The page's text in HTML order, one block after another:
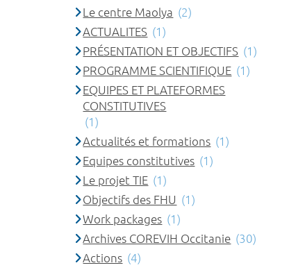
Le centre Maolya (2)
ACTUALITES (1)
PRÉSENTATION ET OBJECTIFS (1)
PROGRAMME SCIENTIFIQUE (1)
EQUIPES ET PLATEFORMES
CONSTITUTIVES
(1)
Actualités et formations (1)
Equipes constitutives (1)
Le projet TIE (1)
Objectifs des FHU (1)
Work packages (1)
Archives COREVIH Occitanie (30)
Actions (4)